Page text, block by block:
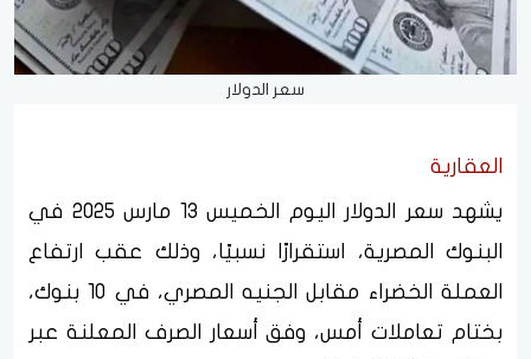
سعر الدولار
العقارية
يشهد سعر الدولار اليوم الخميس 13 مارس 2025 في
البنوك المصرية، استقرارًا نسبيًا، وذلك عقب ارتفاع
العملة الخضراء مقابل الجنيه المصري، في 10 بنوك،
بختام تعاملات أمس، وفق أسعار الصرف المعلنة عبر